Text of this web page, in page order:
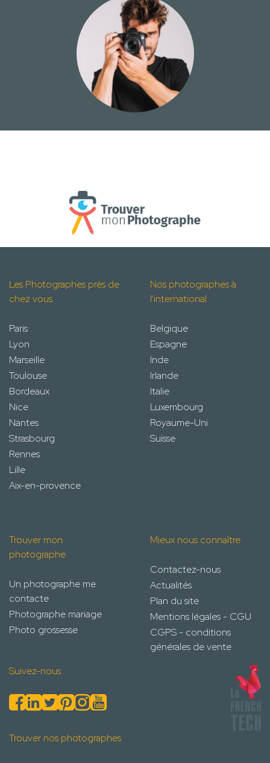
Les Photographes près de
chez vous
Paris
Lyon
Marseille
Toulouse
Bordeaux
Nice
Nantes
Strasbourg
Rennes
Lille
Aix-en-provence
Nos photographes à
l'international
Belgique
Espagne
Inde
Irlande
Italie
Luxembourg
Royaume-Uni
Suisse
Trouver mon
photographe
Un photographe me
contacte
Photographe mariage
Photo grossesse
Mieux nous connaître
Contactez-nous
Actualités
Plan du site
Mentions légales - CGU
CGPS - conditions
générales de vente
Suivez-nous
Trouver nos photographes